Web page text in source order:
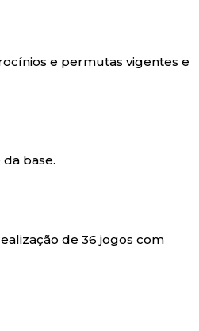
e permutas vigentes e
base.
de 36 jogos com